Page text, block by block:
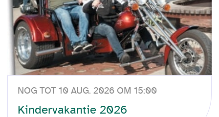
NOG TOT 10 AUG. 2026 OM 15:00
Kindervakantie 2026